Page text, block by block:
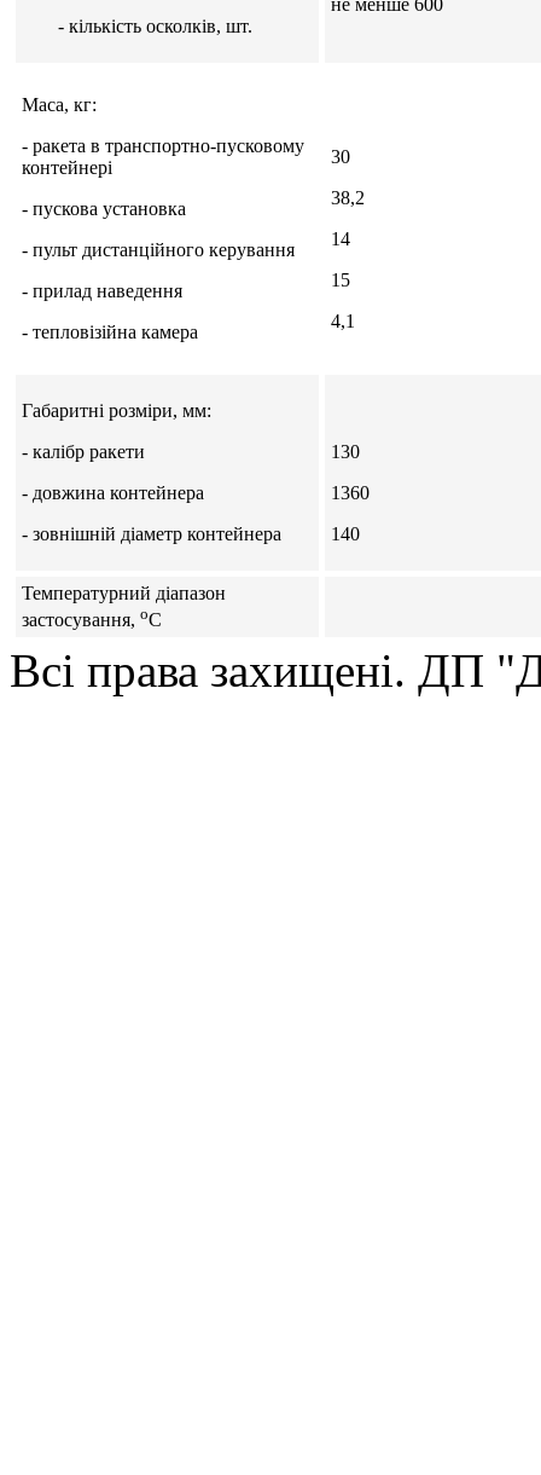
- кількість осколків, шт.
Маса, кг:
- ракета в транспортно-пусковому
контейнері
- пускова установка
- пульт дистанційного керування
- прилад наведення
- тепловізійна камера
30
38,2
14
15
4,1
Габаритні розміри, мм:
- калібр ракети
- довжина контейнера
- зовнішній діаметр контейнера
130
1360
140
Температурний діапазон
застосування, oC
Всі права захищені.